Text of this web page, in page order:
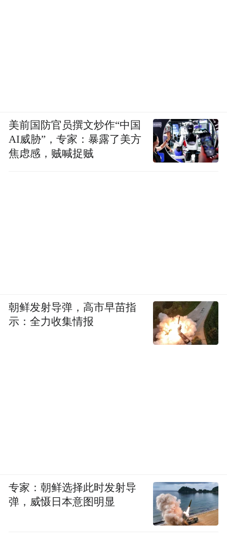
美前国防官员撰文炒作“中国
AI威胁”，专家：暴露了美方
焦虑感，贼喊捉贼
朝鲜发射导弹，高市早苗指
示：全力收集情报
专家：朝鲜选择此时发射导
弹，威慑日本意图明显